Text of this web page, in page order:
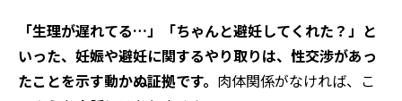
「生理が遅れてる…」「ちゃんと避妊してくれた？」と
いった、妊娠や避妊に関するやり取りは、性交渉があっ
たことを示す動かぬ証拠です。 肉体関係がなければ、こ